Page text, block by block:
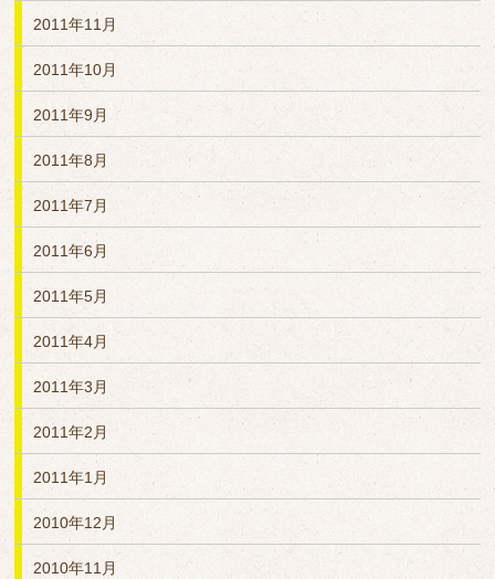
2011年11月
2011年10月
2011年9月
2011年8月
2011年7月
2011年6月
2011年5月
2011年4月
2011年3月
2011年2月
2011年1月
2010年12月
2010年11月